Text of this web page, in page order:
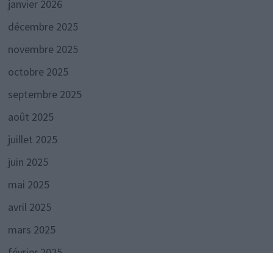
janvier 2026
décembre 2025
novembre 2025
octobre 2025
septembre 2025
août 2025
juillet 2025
juin 2025
mai 2025
avril 2025
mars 2025